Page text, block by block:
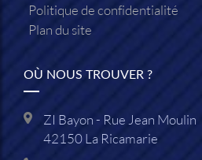
Politique de confidentialité
Plan du site
OÙ NOUS TROUVER ?
ZI Bayon - Rue Jean Moulin
42150La Ricamarie